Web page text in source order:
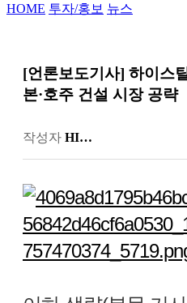
HOME 투자/홍보 뉴스
[언론보도기사] 하이스
본·호주 건설 시장 공략
작성자 HI…